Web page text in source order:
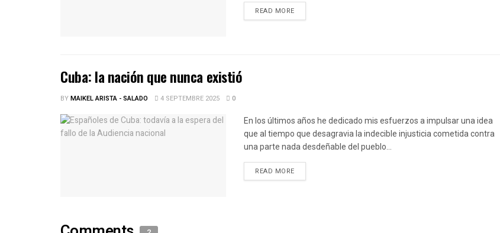
READ MOREDETAILS
Cuba: la nación que nunca existió
BYMAIKEL ARISTA - SALADO 4 SEPTEMBRE 2025 0
En los últimos años he dedicado mis esfuerzos a impulsar una idea
que al tiempo que desagravia la indecible injusticia cometida contra
una parte nada desdeñable del pueblo...
READ MOREDETAILS